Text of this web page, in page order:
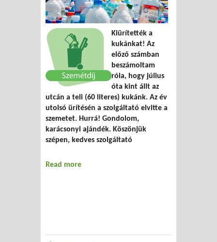
Kiürítették a
kukánkat! Az
előző számban
beszámoltam
róla, hogy július
óta kint állt az
utcán a teli (60 literes) kukánk. Az év
utolsó ürítésén a szolgáltató elvitte a
szemetet. Hurrá! Gondolom,
karácsonyi ajándék. Köszönjük
szépen, kedves szolgáltató
Read more